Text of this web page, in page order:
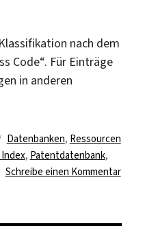
nach dem
Code“. Für Einträge
in anderen
Kategorien
Datenbanken, Ressourcen
, Patentdatenbank,
Schreibe einen Kommentarzu
im